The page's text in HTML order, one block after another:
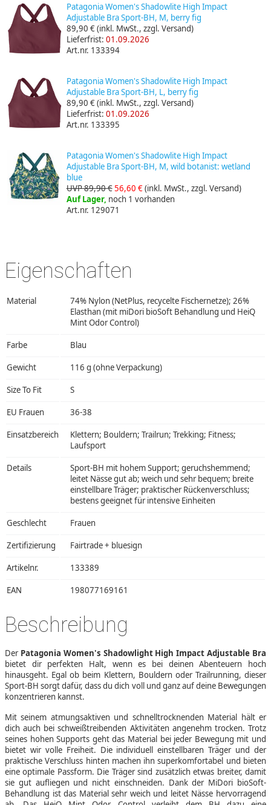
Patagonia Women's Shadowlite High Impact
Adjustable Bra Sport-BH, M, berry fig
89,90 €(inkl. MwSt., zzgl. Versand)
Lieferfrist: 01.09.2026
Art.nr. 133394
Patagonia Women's Shadowlite High Impact
Adjustable Bra Sport-BH, L, berry fig
89,90 €(inkl. MwSt., zzgl. Versand)
Lieferfrist: 01.09.2026
Art.nr. 133395
Patagonia Women's Shadowlite High Impact
Adjustable Bra Sport-BH, M, wild botanist: wetland
blue
UVP 89,90 €56,60 €(inkl. MwSt., zzgl. Versand)
Auf Lager, noch 1 vorhanden
Art.nr. 129071
Eigenschaften
Material
74% Nylon (NetPlus, recycelte Fischernetze); 26%
Elasthan (mit miDori bioSoft Behandlung und HeiQ
Mint Odor Control)
Farbe Blau
Gewicht 116 g (ohne Verpackung)
Size To Fit S
EU Frauen 36-38
Einsatzbereich
Klettern; Bouldern; Trailrun; Trekking; Fitness;
Laufsport
Details
Sport-BH mit hohem Support; geruchshemmend;
leitet Nässe gut ab; weich und sehr bequem; breite
einstellbare Träger; praktischer Rückenverschluss;
bestens geeignet für intensive Einheiten
Geschlecht Frauen
Zertifizierung Fairtrade + bluesign
Artikelnr. 133389
EAN 198077169161
Beschreibung
Der Patagonia Women's Shadowlight High Impact Adjustable Bra
bietet dir perfekten Halt, wenn es bei deinen Abenteuern hoch
hinausgeht. Egal ob beim Klettern, Bouldern oder Trailrunning, dieser
Sport-BH sorgt dafür, dass du dich voll und ganz auf deine Bewegungen
konzentrieren kannst.
Mit seinem atmungsaktiven und schnelltrocknenden Material hält er
dich auch bei schweißtreibenden Aktivitäten angenehm trocken. Trotz
seines hohen Supports geht das Material bei jeder Bewegung mit und
bietet wir volle Freiheit. Die individuell einstellbaren Träger und der
praktische Verschluss hinten machen ihn superkomfortabel und bieten
eine optimale Passform. Die Träger sind zusätzlich etwas breiter, damit
sie gut aufliegen und nicht einschneiden. Dank der MiDori bioSoft-
Behandlung ist das Material sehr weich und leitet Nässe hervorragend